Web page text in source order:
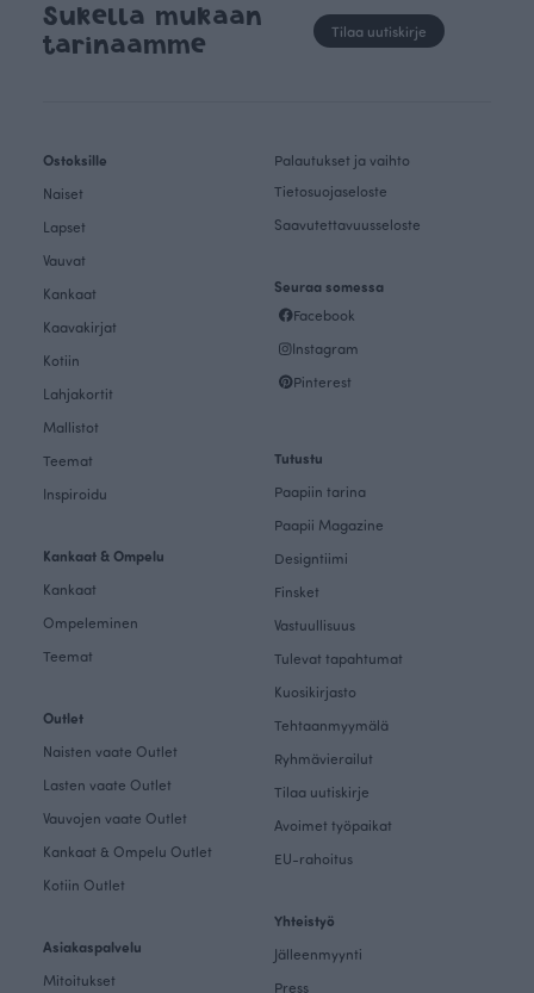
Sukella mukaan
tarinaamme
Tilaa uutiskirje
Ostoksille
Naiset
Lapset
Vauvat
Kankaat
Kaavakirjat
Kotiin
Lahjakortit
Mallistot
Teemat
Inspiroidu
Kankaat & Ompelu
Kankaat
Ompeleminen
Teemat
Outlet
Naisten vaate Outlet
Lasten vaate Outlet
Vauvojen vaate Outlet
Kankaat & Ompelu Outlet
Kotiin Outlet
Asiakaspalvelu
Mitoitukset
Palautukset ja vaihto
Tietosuojaseloste
Saavutettavuusseloste
Seuraa somessa
Facebook
Instagram
Pinterest
Tutustu
Paapiin tarina
Paapii Magazine
Designtiimi
Finsket
Vastuullisuus
Tulevat tapahtumat
Kuosikirjasto
Tehtaanmyymälä
Ryhmävierailut
Tilaa uutiskirje
Avoimet työpaikat
EU-rahoitus
Yhteistyö
Jälleenmyynti
Press